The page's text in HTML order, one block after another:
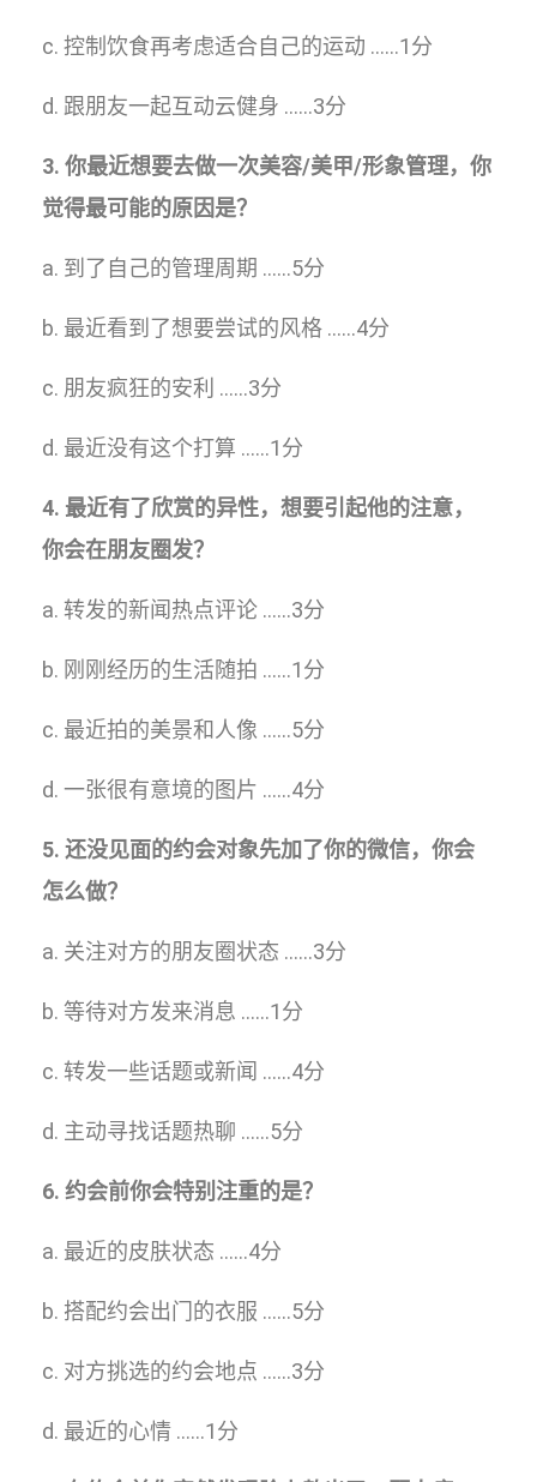
c. 控制饮食再考虑适合自己的运动 ……1分
d. 跟朋友一起互动云健身 ……3分
3. 你最近想要去做一次美容/美甲/形象管理，你
觉得最可能的原因是？
a. 到了自己的管理周期 ……5分
b. 最近看到了想要尝试的风格 ……4分
c. 朋友疯狂的安利 ……3分
d. 最近没有这个打算 ……1分
4. 最近有了欣赏的异性，想要引起他的注意，
你会在朋友圈发？
a. 转发的新闻热点评论 ……3分
b. 刚刚经历的生活随拍 ……1分
c. 最近拍的美景和人像 ……5分
d. 一张很有意境的图片 ……4分
5. 还没见面的约会对象先加了你的微信，你会
怎么做？
a. 关注对方的朋友圈状态 ……3分
b. 等待对方发来消息 ……1分
c. 转发一些话题或新闻 ……4分
d. 主动寻找话题热聊 ……5分
6. 约会前你会特别注重的是？
a. 最近的皮肤状态 ……4分
b. 搭配约会出门的衣服 ……5分
c. 对方挑选的约会地点 ……3分
d. 最近的心情 ……1分